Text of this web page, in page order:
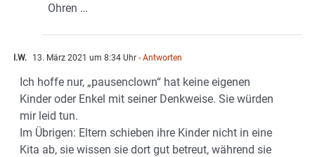
Ohren …
I.W. 13. März 2021 um 8:34 Uhr - Antworten
Ich hoffe nur, „pausenclown“ hat keine eigenen
Kinder oder Enkel mit seiner Denkweise. Sie würden
mir leid tun.
Im Übrigen: Eltern schieben ihre Kinder nicht in eine
Kita ab, sie wissen sie dort gut betreut, während sie